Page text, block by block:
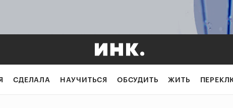
СДЕЛАЛА НАУЧИТЬСЯ ОБСУДИТЬ ЖИТЬ